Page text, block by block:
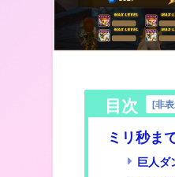
目次 [非
ミリ秒ま
巨人ダ